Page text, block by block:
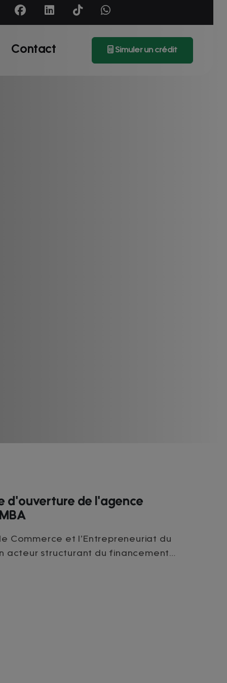
Contact Simuler un crédit
d'ouverture de l'agence
Commerce et l’Entrepreneuriat du
acteur structurant du financement
bonifié à partir de 5 %, rendue
FAMAD, initie par le Président de la
productif au service des